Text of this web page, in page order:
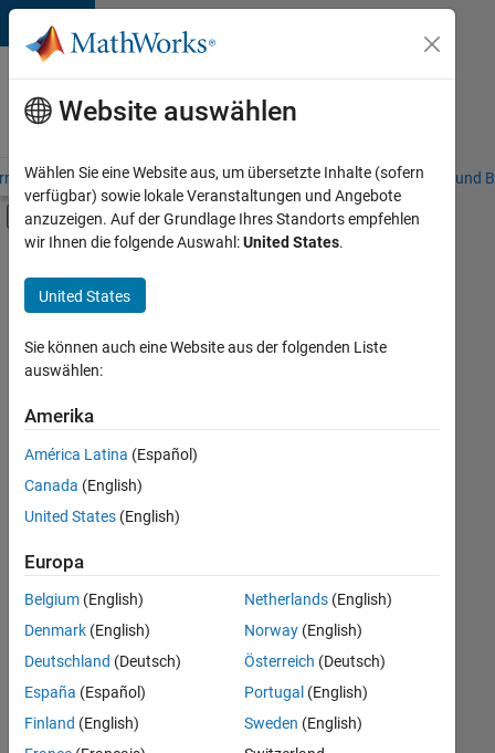
Weiter zum Inhalt
Karriere
bei
MathWorks
– Übersicht Stellensuche Niederlassungen Studierende und
Umschaltung für Off-Canvas-
Hauptinhalt
Programm für Berufseinsteiger (EDG)
User Experience
Web Applications and Services
+2
Derzeit
es
keine
offenen
Stellen,
Ihren
Suchkriterien
entsprechen.
können
die
Suchkriterien
weiter
Website auswählen
Wählen Sie eine Website aus, um übersetzte Inhalte (sofern
verfügbar) sowie lokale Veranstaltungen und Angebote
anzuzeigen. Auf der Grundlage Ihres Standorts empfehlen
wir Ihnen die folgende Auswahl:United States.
United States
Sie können auch eine Website aus der folgenden Liste
auswählen:
Amerika
América Latina (Español)
Canada (English)
United States (English)
Europa
Belgium (English)
Denmark (English)
Deutschland (Deutsch)
España (Español)
Finland (English)
Netherlands(English)
Norway(English)
Österreich (Deutsch)
Portugal (English)
Sweden (English)